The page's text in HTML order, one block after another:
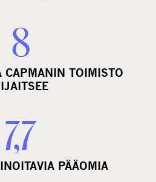
8
CAPMANIN TOIMISTO
7,7
PÄÄOMIA